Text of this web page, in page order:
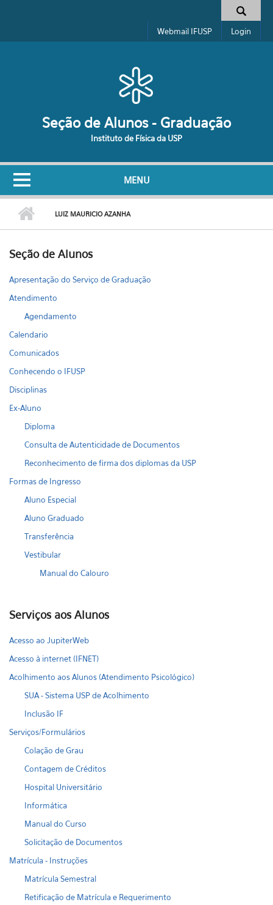
Formulário de busca
Webmail IFUSP Login
Seção de Alunos - Graduação
Instituto de Física da USP
MENU
LUIZ MAURICIO AZANHA
Seção de Alunos
Apresentação do Serviço de Graduação
Atendimento
Agendamento
Calendario
Comunicados
Conhecendo o IFUSP
Disciplinas
Ex-Aluno
Diploma
Consulta de Autenticidade de Documentos
Reconhecimento de firma dos diplomas da USP
Formas de Ingresso
Aluno Especial
Aluno Graduado
Transferência
Vestibular
Manual do Calouro
Serviços aos Alunos
Acesso ao JupiterWeb
Acesso à internet (IFNET)
Acolhimento aos Alunos (Atendimento Psicológico)
SUA - Sistema USP de Acolhimento
Inclusão IF
Serviços/Formulários
Colação de Grau
Contagem de Créditos
Hospital Universitário
Informática
Manual do Curso
Solicitação de Documentos
Matrícula - Instruções
Matrícula Semestral
Retificação de Matrícula e Requerimento